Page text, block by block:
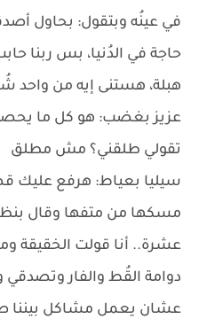
في عينُه وبتقول: بحاول
حاجة في الدُنيا، بس ربنا
هبلة، هستنى إيه من واحد
عزيز بغضب: هو كل ما
تقولي طلقني؟ مش مطلق
سيليا بعياط: هرفع عليك
مسكها من متفها وقال
عشرة.. أنا قولت الخقيقة
دوامة القُط والفار وتصدقي
عشان يعمل مشاكل بيننا